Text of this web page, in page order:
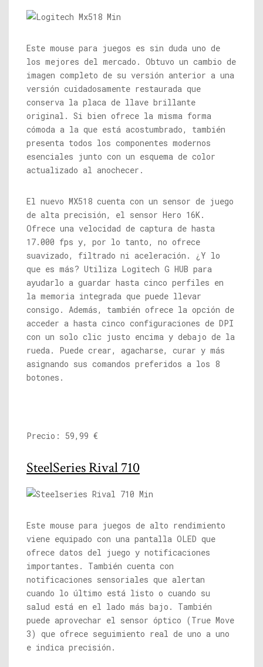
Este mouse para juegos es sin duda uno de
los mejores del mercado. Obtuvo un cambio de
imagen completo de su versión anterior a una
versión cuidadosamente restaurada que
conserva la placa de llave brillante
original. Si bien ofrece la misma forma
cómoda a la que está acostumbrado, también
presenta todos los componentes modernos
esenciales junto con un esquema de color
actualizado al anochecer.
El nuevo MX518 cuenta con un sensor de juego
de alta precisión, el sensor Hero 16K.
Ofrece una velocidad de captura de hasta
17.000 fps y, por lo tanto, no ofrece
suavizado, filtrado ni aceleración. ¿Y lo
que es más? Utiliza Logitech G HUB para
ayudarlo a guardar hasta cinco perfiles en
la memoria integrada que puede llevar
consigo. Además, también ofrece la opción de
acceder a hasta cinco configuraciones de DPI
con un solo clic justo encima y debajo de la
rueda. Puede crear, agacharse, curar y más
asignando sus comandos preferidos a los 8
botones.
Precio: 59,99 €
SteelSeries Rival 710
Este mouse para juegos de alto rendimiento
viene equipado con una pantalla OLED que
ofrece datos del juego y notificaciones
importantes. También cuenta con
notificaciones sensoriales que alertan
cuando lo último está listo o cuando su
salud está en el lado más bajo. También
puede aprovechar el sensor óptico (True Move
3) que ofrece seguimiento real de uno a uno
e indica precisión.